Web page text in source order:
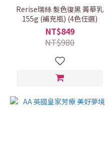
Rerise瑞絲 髮色復黑 菁華乳
155g (補充瓶) (4色任選)
NT$849
NT$980